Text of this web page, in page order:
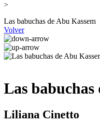
>
Las babuchas de Abu Kassem
Volver
Las babuchas
Liliana Cinetto